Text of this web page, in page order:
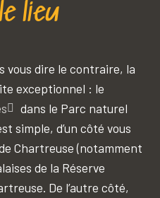
lieu
vous dire le contraire, la
exceptionnel : le
dans le Parc naturel
simple, d’un côté vous
Chartreuse (notamment
de la Réserve
De l’autre côté,